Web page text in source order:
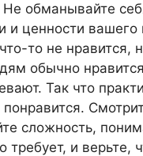
обманывайте
и ценности вашего
то не нравится,
обычно
Так что
сложность,
требует, и верьте,